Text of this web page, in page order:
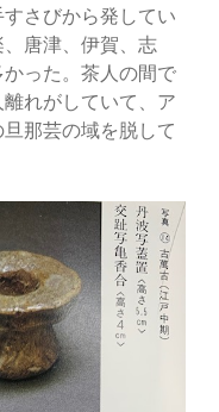
さびから発してい
唐津、伊賀、志
った。茶人の間で
れがしていて、ア
那芸の域を脱して